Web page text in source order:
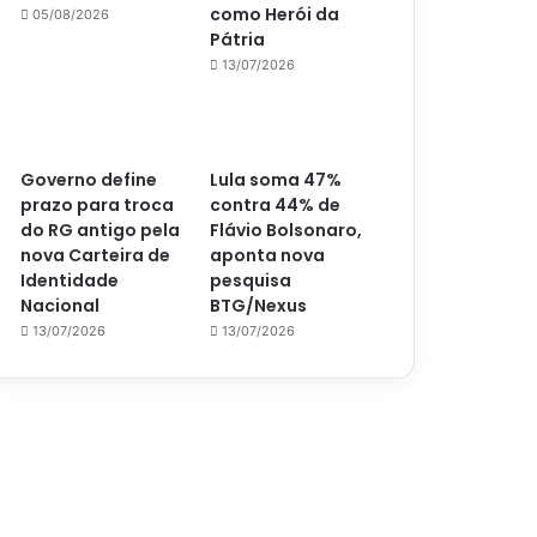
05/08/2026
como Herói da
Pátria
13/07/2026
Governo define
prazo para troca
do RG antigo pela
nova Carteira de
Identidade
Nacional
13/07/2026
Lula soma 47%
contra 44% de
Flávio Bolsonaro,
aponta nova
pesquisa
BTG/Nexus
13/07/2026